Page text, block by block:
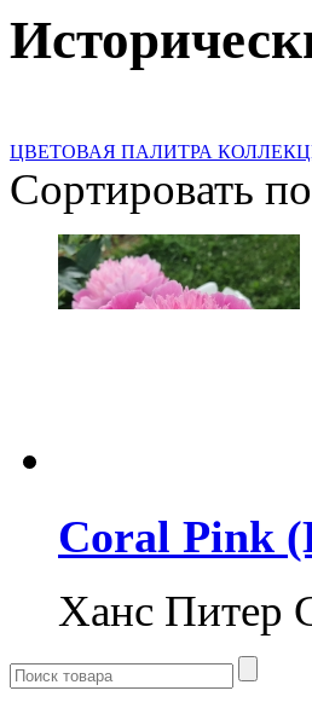
ЦВЕТОВАЯ ПАЛИТРА
Сортировать по
Coral Pink
Ханс Питер